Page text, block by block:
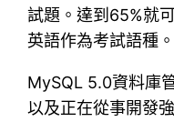
試題。達到65%就
英語作為考試語種。
MySQL 5.0資料庫
以及正在從事開發